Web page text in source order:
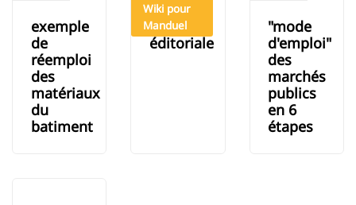
exemple
de
réemploi
des
matériaux
du
batiment
charte
éditoriale
Wiki pour
Manduel
"mode
d'emploi"
des
marchés
publics
en 6
étapes